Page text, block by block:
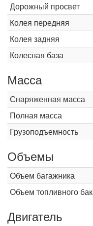
Дорожный просвет
Колея передняя
Колея задняя
Колесная база
Масса
Снаряженная масса
Полная масса
Грузоподъемность
Объемы
Объем багажника
Объем топливного
Двигатель